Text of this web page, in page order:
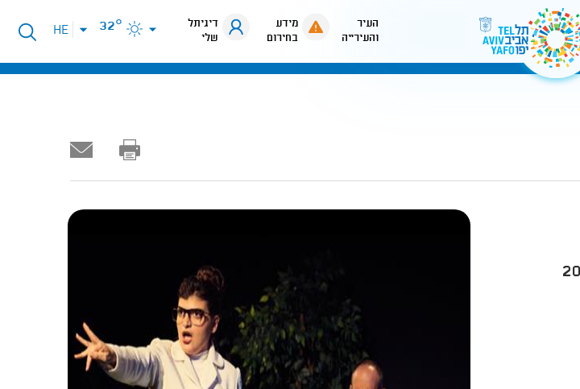
העיר
והעירייה
מידע
בחירום
דיגיתל
שלי
32°
פתיחת
תפריט
HE